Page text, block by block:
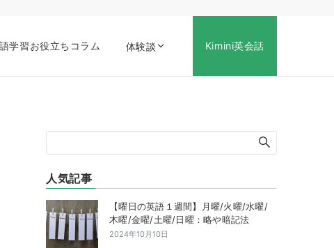
学習お役立ちコラム 体験談 Kimini英会話
人気記事
【曜日の英語１週間】月曜/火曜/水曜/
木曜/金曜/土曜/日曜：略や暗記法
2024年10月10日